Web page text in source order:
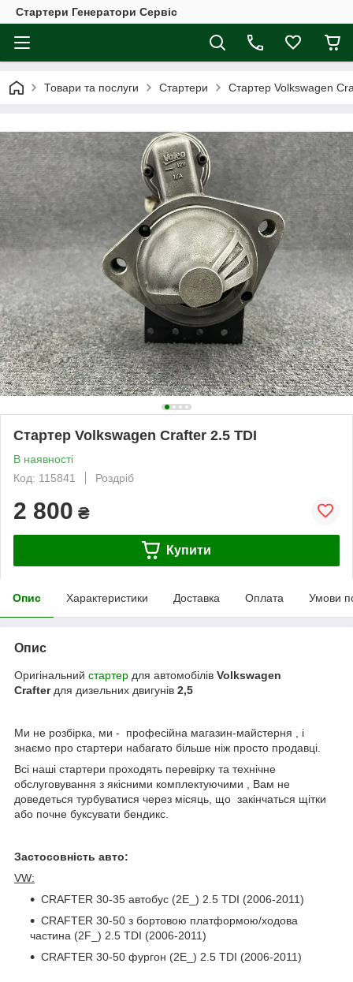
Стартери Генератори Сервіс
Товари та послуги Стартери Cтартер Volkswagen
Cтартер Volkswagen Crafter 2.5 TDI
В наявності
Код: 115841
Роздріб
2 800 ₴
Купити
Опис Характеристики Доставка Оплата Умови
Опис
Оригінальний стартер для автомобілів Volkswagen
Crafterдля дизельних двигунів 2,5
Ми не розбірка, ми - професійна магазин-майстерня , і
знаємо про стартери набагато більше ніж просто продавці.
Всі наші стартери проходять перевірку та технічне
обслуговування з якісними комплектуючими , Вам не
доведеться турбуватися через місяць, що закінчаться щітки
або почне буксувати бендикс.
Застосовність авто:
VW:
CRAFTER 30-35 автобус (2E_) 2.5 TDI (2006-2011)
CRAFTER 30-50 з бортовою платформою/ходова
частина (2F_) 2.5 TDI (2006-2011)
CRAFTER 30-50 фургон (2E_) 2.5 TDI (2006-2011)